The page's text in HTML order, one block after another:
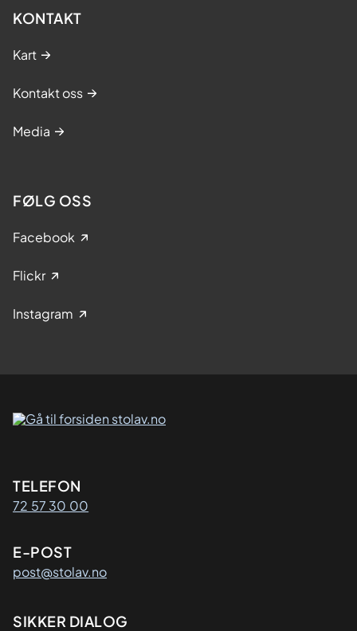
KONTAKT
Kart
Kontakt oss
Media
FØLG OSS
Facebook
Flickr
Instagram
Kontaktinformasjon
TELEFON
72 57 30 00
E-POST
post@stolav.no
SIKKER DIALOG